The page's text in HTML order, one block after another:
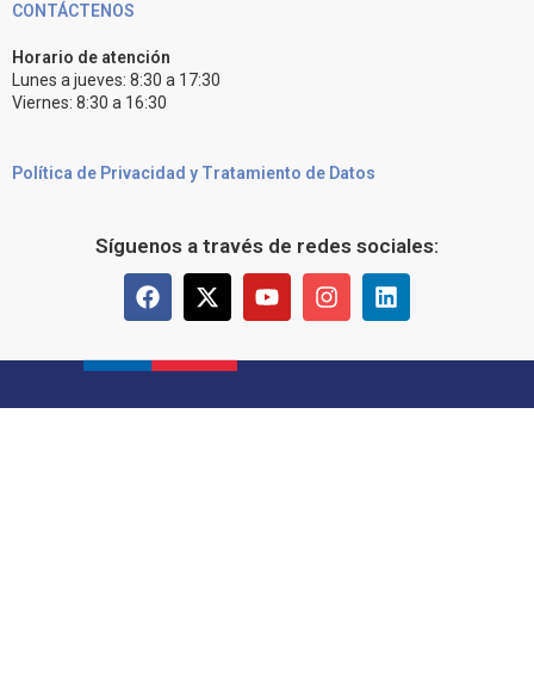
CONTÁCTENOS
Horario de atención
Lunes a jueves: 8:30 a 17:30
Viernes: 8:30 a 16:30
Política de Privacidad y Tratamiento de Datos
Síguenos a través de redes sociales: